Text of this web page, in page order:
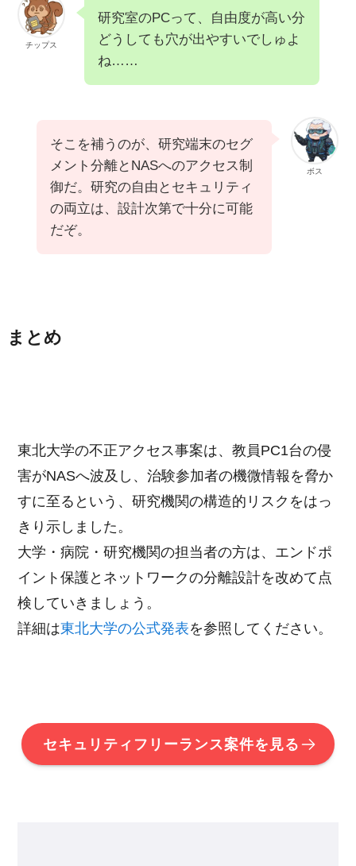
チップス
研究室のPCって、自由度が高い分
どうしても穴が出やすいでしゅよ
ね……
ボス
そこを補うのが、研究端末のセグ
メント分離とNASへのアクセス制
御だ。研究の自由とセキュリティ
の両立は、設計次第で十分に可能
だぞ。
まとめ
東北大学の不正アクセス事案は、教員PC1台の侵
害がNASへ波及し、治験参加者の機微情報を脅か
すに至るという、研究機関の構造的リスクをはっ
きり示しました。
大学・病院・研究機関の担当者の方は、エンドポ
イント保護とネットワークの分離設計を改めて点
検していきましょう。
詳細は東北大学の公式発表を参照してください。
セキュリティフリーランス案件を見る